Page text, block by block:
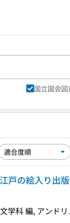
国立国会図
戸の絵入り出
学科 編, アンド